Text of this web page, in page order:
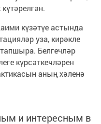
күзәтүе астында
уза, кирәкле
Белгечләр
күрсәткечләрен
аның хәленә
и интересным в